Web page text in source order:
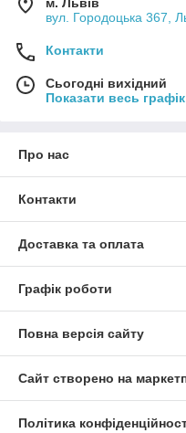
вул. Городоцька 367,
Контакти
Сьогодні вихідний
Показати весь
Про нас
Контакти
Доставка та оплата
Графік роботи
Повна версія сайту
Сайт створено на
Політика